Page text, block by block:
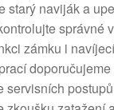
starý naviják a
správné
zámku i
servisních